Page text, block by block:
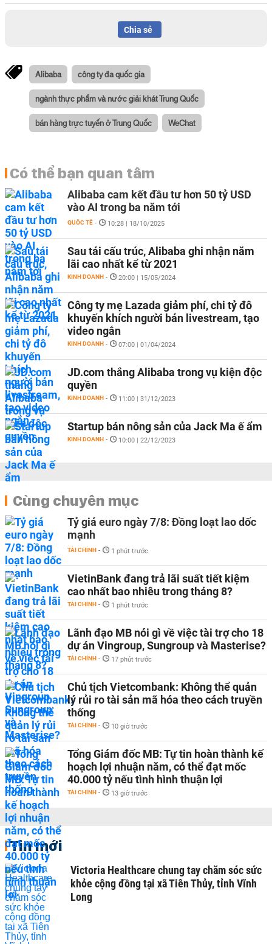
Chia sẻ
Alibaba công ty đa quốc gia
ngành thực phẩm và nước giải khát Trung Quốc
bán hàng trực tuyến ở Trung Quốc WeChat
Có thể bạn quan tâm
Alibaba cam kết đầu tư hơn 50 tỷ USD
vào AI trong ba năm tới
QUỐC TẾ - 10:28 | 18/10/2025
Sau tái cấu trúc, Alibaba ghi nhận năm
lãi cao nhất kể từ 2021
KINH DOANH - 20:00 | 15/05/2024
Công ty mẹ Lazada giảm phí, chi tỷ đô
khuyến khích người bán livestream, tạo
video ngắn
KINH DOANH - 07:00 | 01/04/2024
JD.com thắng Alibaba trong vụ kiện độc
quyền
KINH DOANH - 11:00 | 31/12/2023
Startup bán nông sản của Jack Ma ế ẩm
KINH DOANH - 10:00 | 22/12/2023
Cùng chuyên mục
Tỷ giá euro ngày 7/8: Đồng loạt lao dốc
mạnh
TÀI CHÍNH - 1 phút trước
VietinBank đang trả lãi suất tiết kiệm
cao nhất bao nhiêu trong tháng 8?
TÀI CHÍNH - 1 phút trước
Lãnh đạo MB nói gì về việc tài trợ cho 18
dự án Vingroup, Sungroup và Masterise?
TÀI CHÍNH - 17 phút trước
Chủ tịch Vietcombank: Không thể quản
lý rủi ro tài sản mã hóa theo cách truyền
thống
TÀI CHÍNH - 10 giờ trước
Tổng Giám đốc MB: Tự tin hoàn thành kế
hoạch lợi nhuận năm, có thể đạt mốc
40.000 tỷ nếu tình hình thuận lợi
TÀI CHÍNH - 13 giờ trước
Tin mới
Victoria Healthcare chung tay chăm sóc sức
khỏe cộng đồng tại xã Tiên Thủy, tỉnh Vĩnh
Long